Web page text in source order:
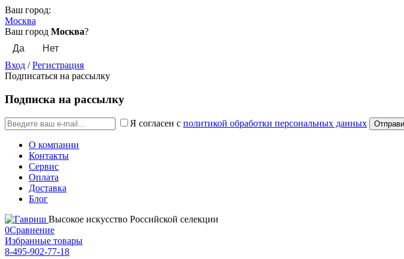
Ваш город:
Москва
Ваш город Москва?
Вход /Регистрация
Подписаться на рассылку
Подписка на рассылку
Я согласен с политикой обработки персональных данных
О компании
Контакты
Сервис
Оплата
Доставка
Блог
Высокое искусство Российской селекции
0Сравнение
Избранные товары
8-495-902-77-18